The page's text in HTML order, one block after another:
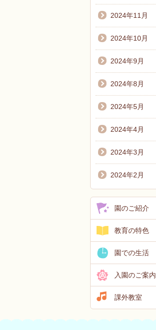
2024年11月
2024年10月
2024年9月
2024年8月
2024年5月
2024年4月
2024年3月
2024年2月
園のご紹介
教育の特色
園での生活
入園のご案内
課外教室